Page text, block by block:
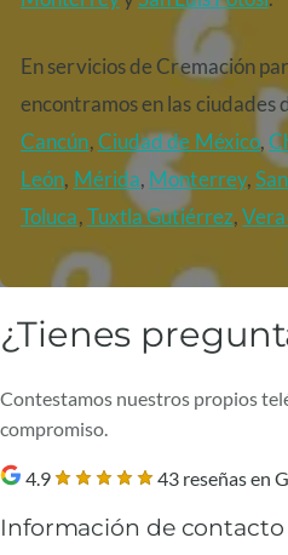
En servicios de Cremación
encontramos en las ciudades
Cancún,Ciudad de México,
León, Mérida, Monterrey,
Toluca,Tuxtla Gutiérrez,
¿Tienes
Contestamos nuestros propios
compromiso.
4.9 43 reseñas en
Información de contacto